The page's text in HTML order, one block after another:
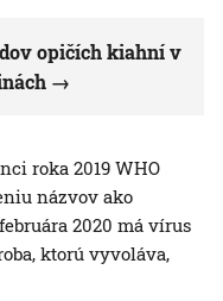
opičích kiahní v
roka 2019 WHO
názvov ako
2020 má vírus
ktorú vyvoláva,